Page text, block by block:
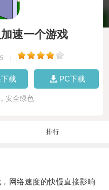
速一个游戏
载 PC下载
安全绿色
排行
络速度的快慢直接影响